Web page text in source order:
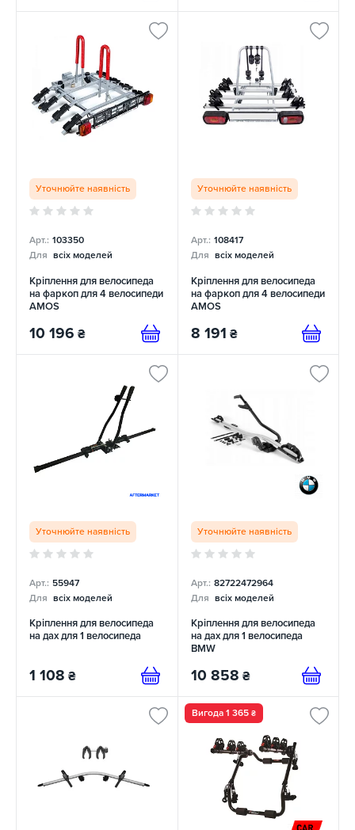
Уточнюйте наявність
Арт.: 103350
Для всіх моделей
Кріплення для велосипеда
на фаркоп для 4 велосипеди
AMOS
10 196 ₴
Уточнюйте наявність
Арт.: 108417
Для всіх моделей
Кріплення для велосипеда
на фаркоп для 4 велосипеди
AMOS
8 191 ₴
Уточнюйте наявність
Арт.: 55947
Для всіх моделей
Кріплення для велосипеда
на дах для 1 велосипеда
1 108 ₴
Уточнюйте наявність
Арт.: 82722472964
Для всіх моделей
Кріплення для велосипеда
на дах для 1 велосипеда
BMW
10 858 ₴
Вигода 1 365 ₴